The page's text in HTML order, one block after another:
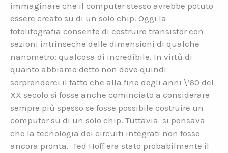
immaginare che il computer stesso avrebbe potuto
essere creato su di un solo chip. Oggi la
fotolitografia consente di costruire transistor con
sezioni intrinseche delle dimensioni di qualche
nanometro: qualcosa di incredibile. In virtù di
quanto abbiamo detto non deve quindi
sorprenderci il fatto che alla fine degli anni \’60 del
XX secolo si fosse anche cominciato a considerare
sempre più spesso se fosse possibile costruire un
computer su di un solo chip. Tuttavia si pensava
che la tecnologia dei circuiti integrati non fosse
ancora pronta. Ted Hoff era stato probabilmente il